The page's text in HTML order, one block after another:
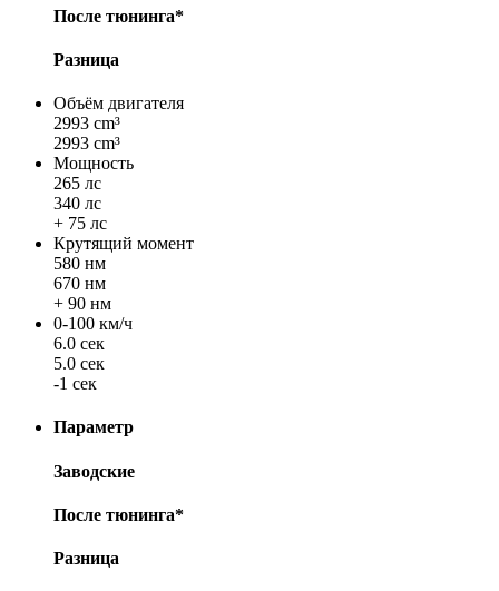
После тюнинга*
Разница
Объём двигателя
2993 cm³
2993 cm³
Мощность
265 лс
340 лс
+ 75 лс
Крутящий момент
580 нм
670 нм
+ 90 нм
0-100 км/ч
6.0 сек
5.0 сек
-1 сек
Параметр
Заводские
После тюнинга*
Разница